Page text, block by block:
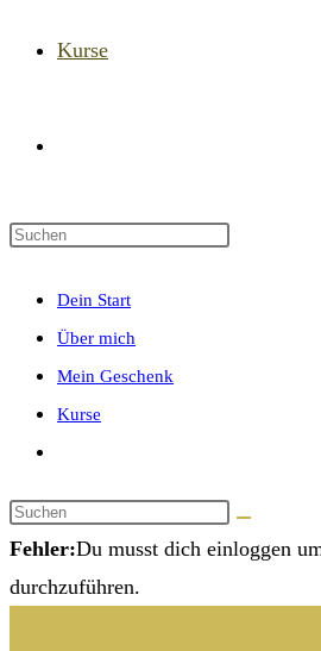
Kurse
Suche
umschalten
Dein Start
Über mich
Mein Geschenk
Kurse
umschalten
Fehler:Du musst dich einloggen
durchzuführen.